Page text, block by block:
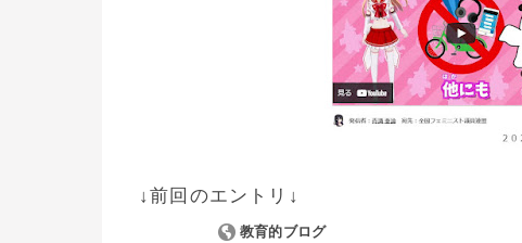
↓前回のエントリ↓